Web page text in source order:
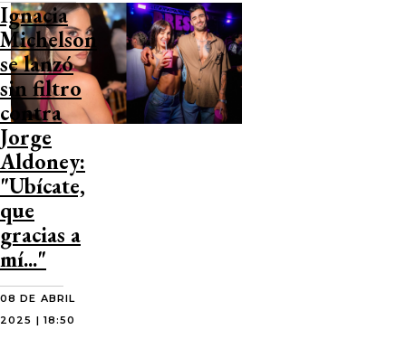
Ignacia
Michelson
se lanzó
sin filtro
contra
Jorge
Aldoney:
"Ubícate,
que
gracias a
mí..."
08 DE ABRIL
2025 | 18:50